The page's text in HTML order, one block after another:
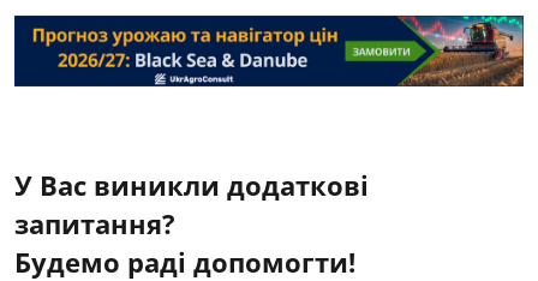
У Вас виникли додаткові
запитання?
Будемо раді допомогти!